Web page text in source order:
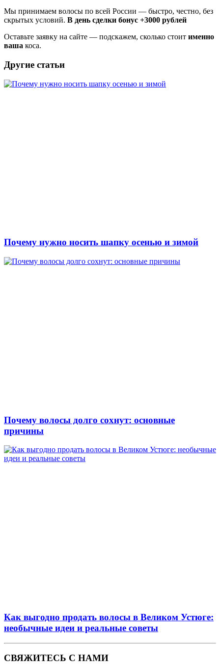
Мы принимаем волосы по всей России — быстро, честно, без
скрытых условий. В день сделки бонус +3000 рублей
Оставьте заявку на сайте — подскажем, сколько стоит именно
ваша коса.
Другие статьи
Почему нужно носить шапку осенью и зимой
Почему волосы долго сохнут: основные
причины
Как выгодно продать волосы в Великом Устюге:
необычные идеи и реальные советы
СВЯЖИТЕСЬ С НАМИ